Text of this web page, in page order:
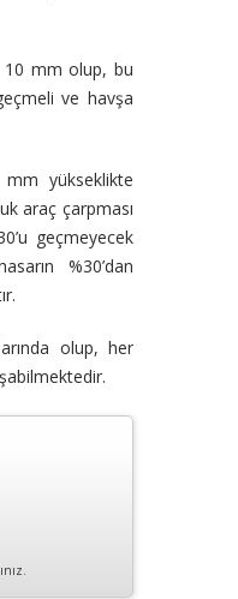
10 mm olup, bu
ve havşa
yükseklikte
araç çarpması
geçmeyecek
%30’dan
olup, her